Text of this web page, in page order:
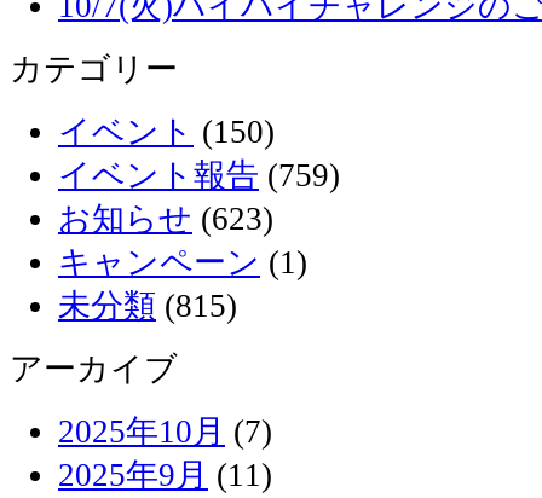
カテゴリー
イベント (150)
イベント報告 (759)
お知らせ (623)
キャンペーン (1)
未分類 (815)
アーカイブ
2025年10月 (7)
2025年9月 (11)